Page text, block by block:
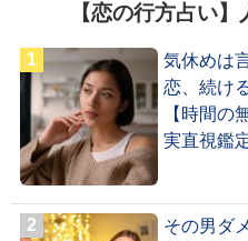
【恋の行方占い
気休めは
恋、続け
【時間の
実直視鑑
その男ダ